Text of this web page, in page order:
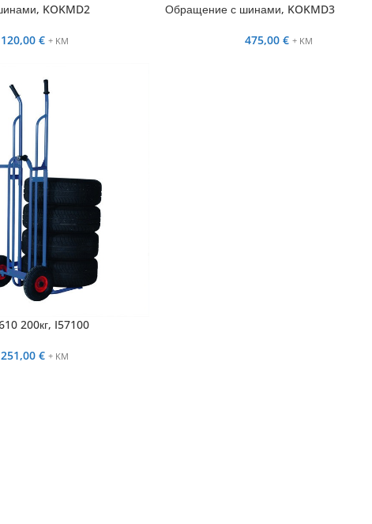
KOKMD2
120,00 € + KM
Обращение с шинами, KOKMD3
475,00€ + KM
200кг, I57100
251,00 € + KM